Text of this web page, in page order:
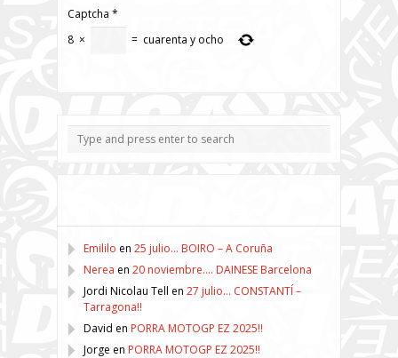
Captcha *
8 × = cuarenta y ocho
Emililo en 25 julio… BOIRO – A Coruña
Nerea en 20 noviembre…. DAINESE Barcelona
Jordi Nicolau Tell en 27 julio… CONSTANTÍ –
Tarragona!!
David en PORRA MOTOGP EZ 2025!!
Jorge en PORRA MOTOGP EZ 2025!!